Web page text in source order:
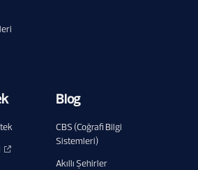
Blog
CBS (Coğrafi Bilgi
Sistemleri)
Akıllı Şehirler